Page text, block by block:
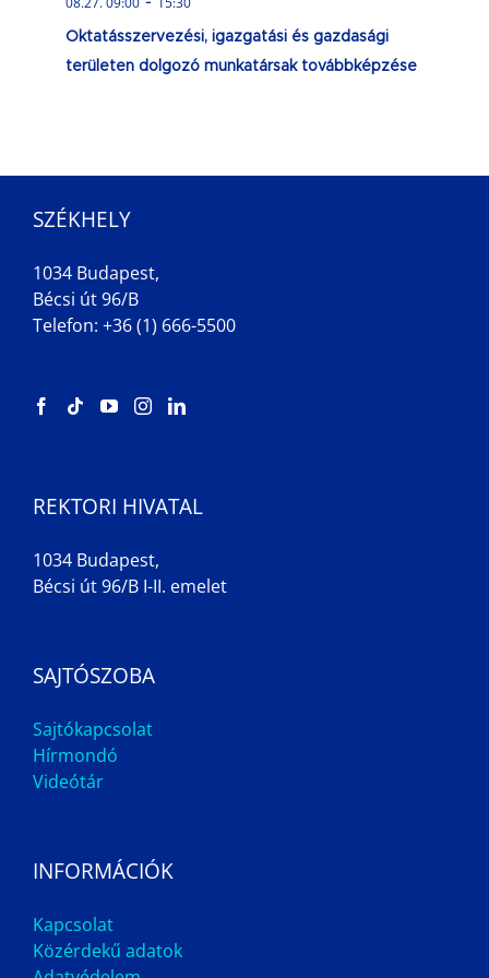
Oktatásszervezési, igazgatási és gazdasági
területen dolgozó munkatársak továbbképzése
SZÉKHELY
1034 Budapest,
Bécsi út 96/B
Telefon: +36 (1) 666-5500
REKTORI HIVATAL
1034 Budapest,
Bécsi út 96/B I-II. emelet
SAJTÓSZOBA
Sajtókapcsolat
Hírmondó
Videótár
INFORMÁCIÓK
Kapcsolat
Közérdekű adatok